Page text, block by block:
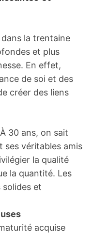
dans la trentaine
et plus
En effet,
de soi et des
créer des liens
30 ans, on sait
ses véritables amis
la qualité
la quantité. Les
solides et
acquise